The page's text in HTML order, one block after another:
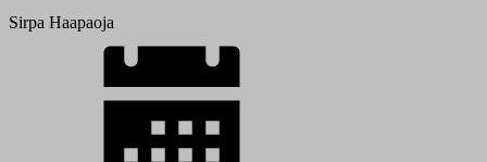
Sirpa Haapaoja